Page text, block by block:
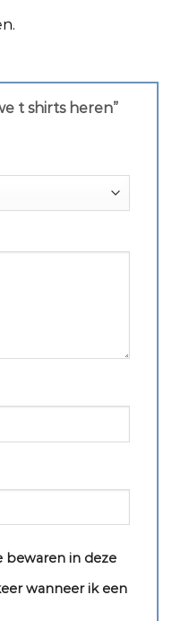
t shirts heren”
bewaren in deze
wanneer ik een